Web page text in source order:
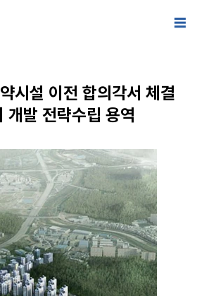
시설 이전 합의각서 체결
개발 전략수립 용역